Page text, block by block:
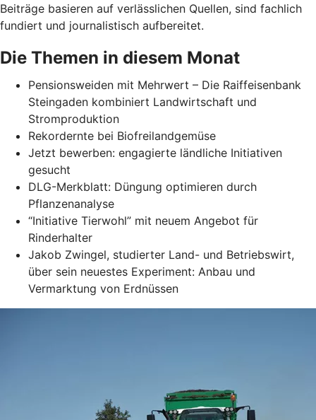
Beiträge basieren auf verlässlichen Quellen, sind fachlich
fundiert und journalistisch aufbereitet.
Die Themen in diesem Monat
Pensionsweiden mit Mehrwert – Die Raiffeisenbank
Steingaden kombiniert Landwirtschaft und
Stromproduktion
Rekordernte bei Biofreilandgemüse
Jetzt bewerben: engagierte ländliche Initiativen
gesucht
DLG-Merkblatt: Düngung optimieren durch
Pflanzenanalyse
“Initiative Tierwohl” mit neuem Angebot für
Rinderhalter
Jakob Zwingel, studierter Land- und Betriebswirt,
über sein neuestes Experiment: Anbau und
Vermarktung von Erdnüssen